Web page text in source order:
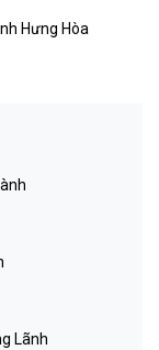
Hưng Hòa
Lãnh